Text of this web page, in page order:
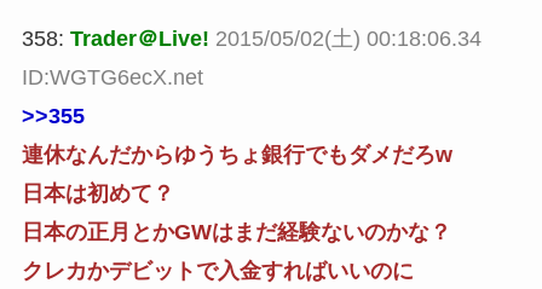
358: Trader＠Live! 2015/05/02(土) 00:18:06.34
ID:WGTG6ecX.net
>>355
連休なんだからゆうちょ銀行でもダメだろw
日本は初めて？
日本の正月とかGWはまだ経験ないのかな？
クレカかデビットで入金すればいいのに